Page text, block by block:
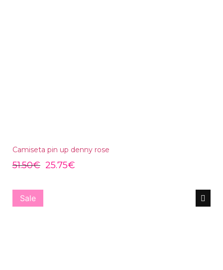
Camiseta pin up denny rose
51.50€ 25.75€
Sale